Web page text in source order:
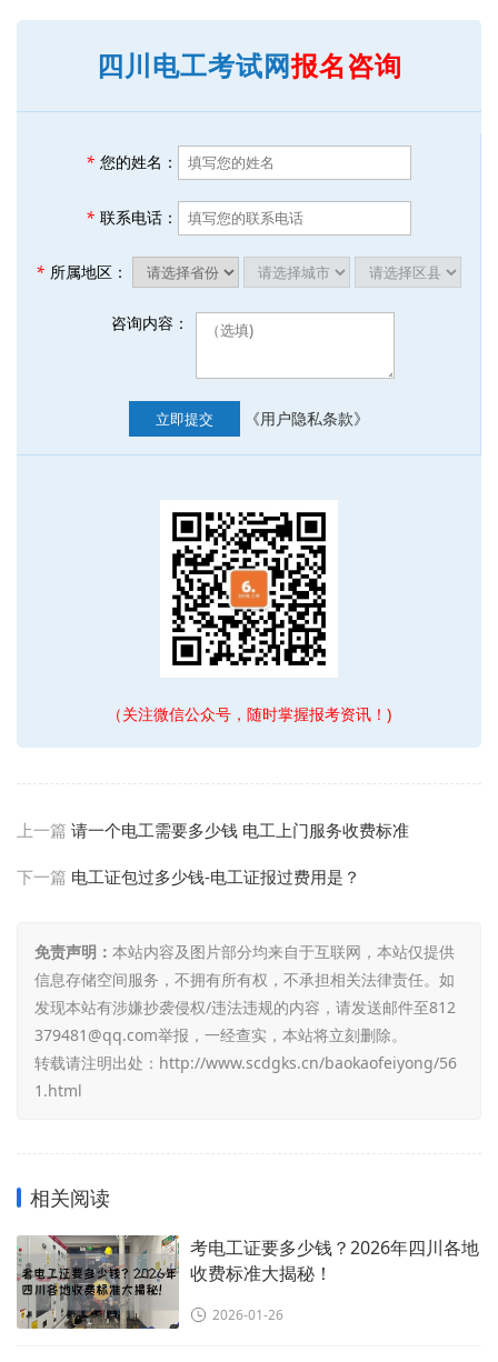
四川电工考试网报名咨询
* 您的姓名：
* 联系电话：
* 所属地区：
咨询内容：
立即提交 《用户隐私条款》
（关注微信公众号，随时掌握报考资讯！)
上一篇 请一个电工需要多少钱 电工上门服务收费标准
下一篇 电工证包过多少钱-电工证报过费用是？
免责声明： 本站内容及图片部分均来自于互联网，本站仅提供
信息存储空间服务，不拥有所有权，不承担相关法律责任。如
发现本站有涉嫌抄袭侵权/违法违规的内容，请发送邮件至812
379481@qq.com举报，一经查实，本站将立刻删除。
转载请注明出处： http://www.scdgks.cn/baokaofeiyong/56
1.html
相关阅读
考电工证要多少钱？2026年四川各地
收费标准大揭秘！
2026-01-26